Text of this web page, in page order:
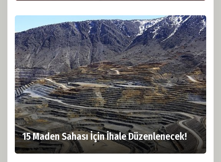
15 Maden Sahası İçin İhale Düzenlenecek!